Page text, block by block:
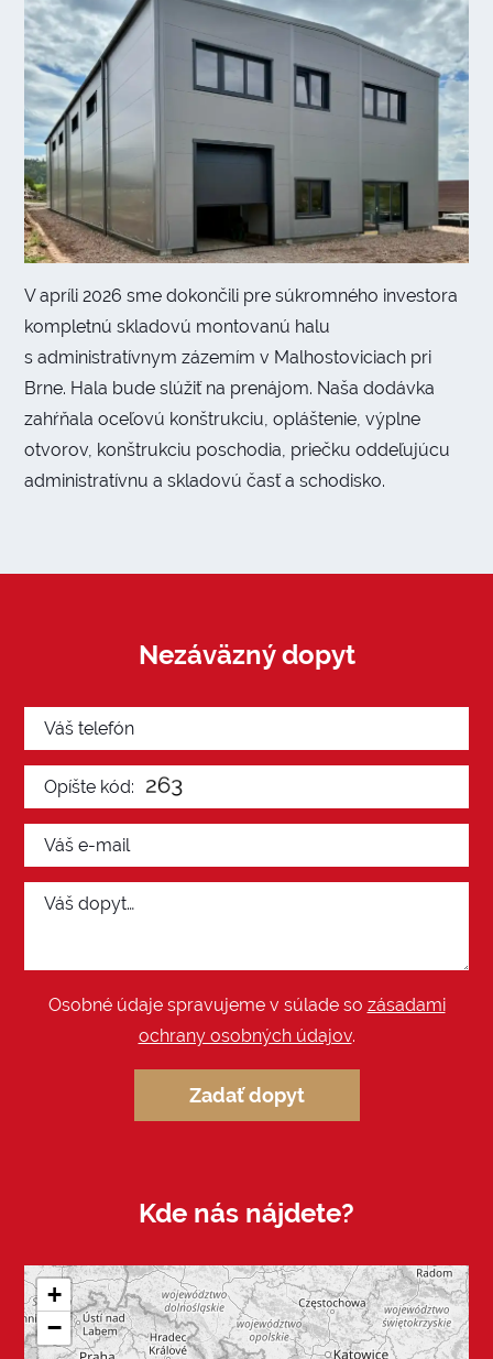
V apríli 2026 sme dokončili pre súkromného investora
kompletnú skladovú montovanú halu
s administratívnym zázemím v Malhostoviciach pri
Brne. Hala bude slúžiť na prenájom. Naša dodávka
zahŕňala oceľovú konštrukciu, opláštenie, výplne
otvorov, konštrukciu poschodia, priečku oddeľujúcu
administratívnu a skladovú časť a schodisko.
Nezáväzný dopyt
Osobné údaje spravujeme v súlade so zásadami
ochrany osobných údajov.
Zadať dopyt
Kde nás nájdete?
+
−